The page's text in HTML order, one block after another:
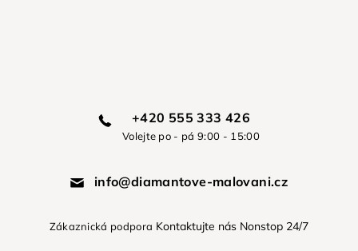
+420 555 333 426
Volejte po - pá 9:00 - 15:00
info@diamantove-malovani.cz
Zákaznická podpora Kontaktujte nás Nonstop 24/7